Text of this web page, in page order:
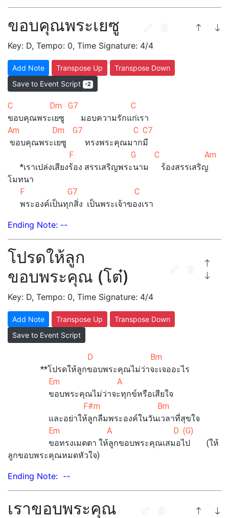
ขอบคุณพระเยซู
Key: D, Tempo: 0, Time Signature: 4/4
Add Note Transpose Up
Transpose Down
Save to Event Script
-2
C Dm G7 C
ขอบคุณพระเยซู มอบความรักแก่เรา
Am Dm G7 C C7
ขอบคุณพระเยซู ทรงพระคุณมากมี
F G C Am
*เราเปล่งเสียงร้อง สรรเสริญพระนาม ร้องสรรเสริญ
โมทนา
F G7 C
พระองค์เป็นทุกสิ่ง เป็นพระเจ้าของเรา
Ending Note: --
โปรดให้ลูก
ขอบพระคุณ (โต๋)
Key: D, Tempo: 0, Time Signature: 4/4
Add Note Transpose Up
Transpose Down
Save to Event Script
D Bm
**โปรดให้ลูกขอบพระคุณไม่ว่าจะเจออะไร
Em A
ขอบพระคุณไม่ว่าจะทุกข์หรือเสียใจ
F#m Bm
และอย่าให้ลูกลืมพระองค์ในวันเวลาที่สุขใจ
Em A D (G)
ขอทรงเมตตา ให้ลูกขอบพระคุณเสมอไป (ให้
ลูกขอบพระคุณหมดหัวใจ)
Ending Note: --
เราขอบพระคุณ